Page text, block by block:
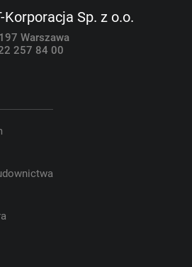
Sp. z o.o.
Warszawa
257 84 00